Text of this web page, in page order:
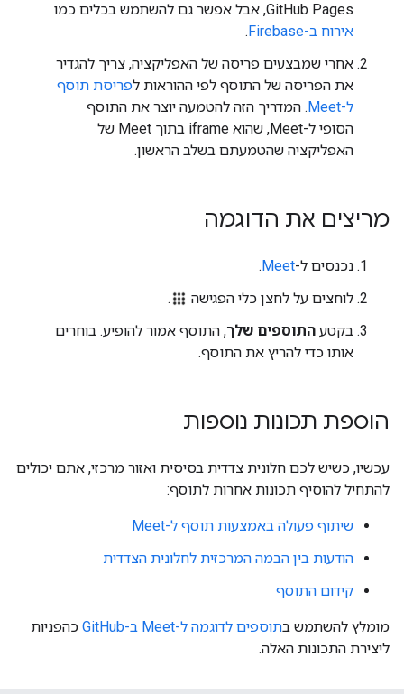
GitHub Pages, אבל אפשר גם להשתמש בכלים כמו
אירוח ב-Firebase
.
אחרי שמבצעים פריסה של האפליקציה, צריך להגדיר
את הפריסה של התוסף לפי ההוראות לפריסת תוסף
ל-Meet
. המדריך הזה להטמעה יוצר את התוסף
הסופי ל-Meet, שהוא iframe בתוך Meet של
האפליקציה שהטמעתם בשלב הראשון.
מריצים את הדוגמה
נכנסים ל-Meet
.
לוחצים על לחצן כלי הפגישה
.
בקטע התוספים שלך, התוסף אמור להופיע. בוחרים
אותו כדי להריץ את התוסף.
הוספת תכונות נוספות
עכשיו, כשיש לכם חלונית צדדית בסיסית ואזור מרכזי, אתם יכולים
להתחיל להוסיף תכונות אחרות לתוסף:
שיתוף פעולה באמצעות תוסף ל-Meet
הודעות בין הבמה המרכזית לחלונית הצדדית
קידום התוסף
מומלץ להשתמש בתוספים לדוגמה ל-Meet ב-GitHub
כהפניות
ליצירת התכונות האלה.